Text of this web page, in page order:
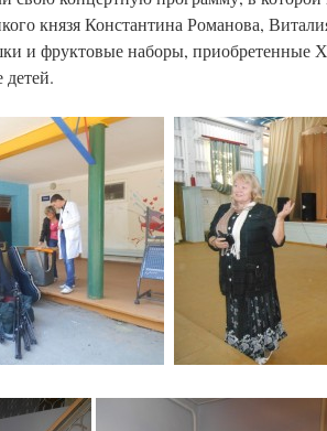
князя Константина Романова,
и фруктовые наборы, приобретенные